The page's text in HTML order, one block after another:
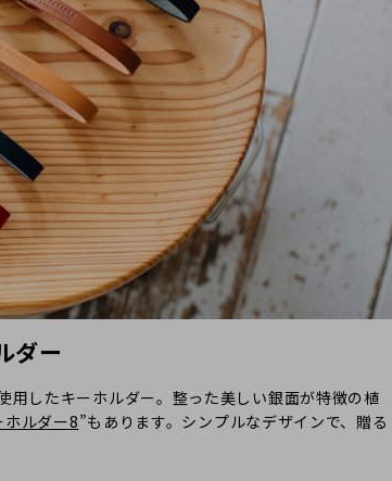
ダー
用したキーホルダー。整った美しい銀面が特徴の植
ホルダー8”もあります。シンプルなデザインで、贈る